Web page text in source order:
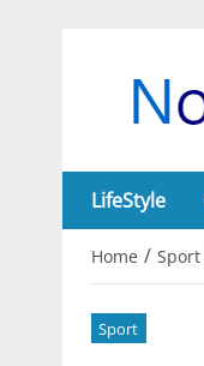
LifeStyle
Home / Sport
Sport